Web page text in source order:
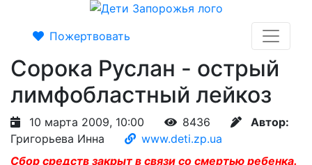
Пожертвовать
Сорока Руслан - острый
лимфобластный лейкоз
10 марта 2009, 10:00 8436
Автор:
Григорьева Инна
www.deti.zp.ua
Сбор средств закрыт в связи со смертью ребенка.